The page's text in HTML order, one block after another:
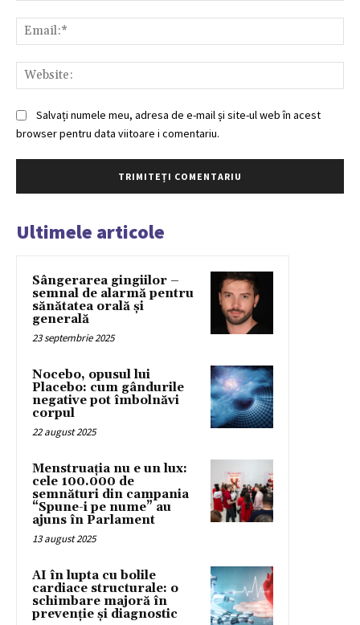
Salvați numele meu, adresa de e-mail și site-ul web în acest
browser pentru data viitoare i comentariu.
Ultimele articole
Sângerarea gingiilor –
semnal de alarmă pentru
sănătatea orală și
generală
23 septembrie 2025
Nocebo, opusul lui
Placebo: cum gândurile
negative pot îmbolnăvi
corpul
22 august 2025
Menstruația nu e un lux:
cele 100.000 de
semnături din campania
“Spune-i pe nume” au
ajuns în Parlament
13 august 2025
AI în lupta cu bolile
cardiace structurale: o
schimbare majoră în
prevenție și diagnostic